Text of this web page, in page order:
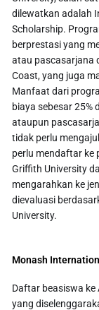
dilewatkan adalah
Scholarship.
berprestasi yang
atau pascasarjana
Coast, yang juga
Manfaat dari
biaya sebesar 25%
ataupun
tidak perlu
perlu mendaftar ke
Griffith University
mengarahkan ke
dievaluasi
University.
Monash
Daftar beasiswa
yang